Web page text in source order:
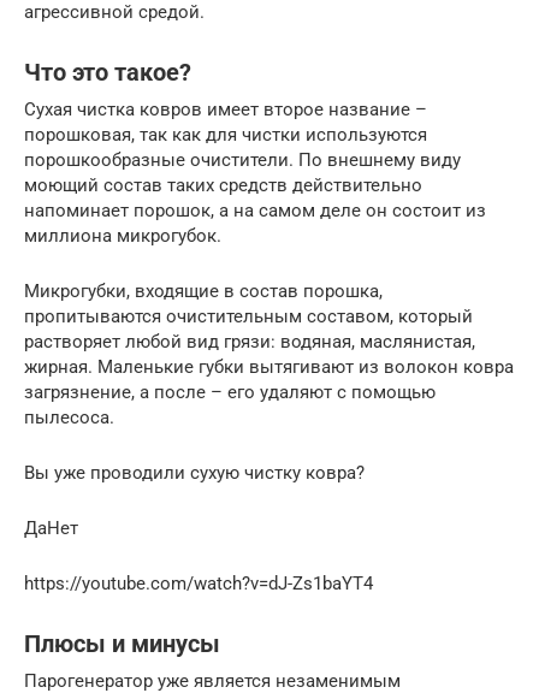
агрессивной средой.
Что это такое?
Сухая чистка ковров имеет второе название –
порошковая, так как для чистки используются
порошкообразные очистители. По внешнему виду
моющий состав таких средств действительно
напоминает порошок, а на самом деле он состоит из
миллиона микрогубок.
Микрогубки, входящие в состав порошка,
пропитываются очистительным составом, который
растворяет любой вид грязи: водяная, маслянистая,
жирная. Маленькие губки вытягивают из волокон ковра
загрязнение, а после – его удаляют с помощью
пылесоса.
Вы уже проводили сухую чистку ковра?
ДаНет
https://youtube.com/watch?v=dJ-Zs1baYT4
Плюсы и минусы
Парогенератор уже является незаменимым